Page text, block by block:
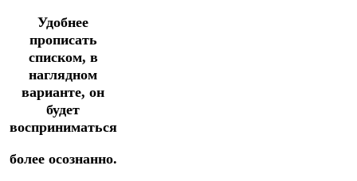
Удобнее
прописать
списком, в
наглядном
варианте, он
будет
восприниматься
более осознанно.